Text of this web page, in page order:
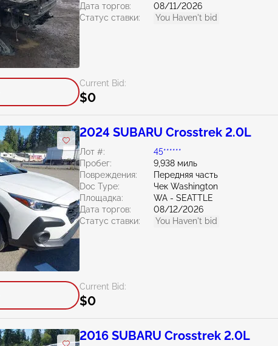
Дата торгов:
08/11/2026
Статус ставки:
You Haven't bid
Current Bid:
$0
2024 SUBARU Crosstrek 2.0L
Лот #:
45******
Пробег:
9,938 миль
Повреждения:
Передняя часть
Doc Type:
Чек Washington
Площадка:
WA - SEATTLE
Дата торгов:
08/12/2026
Статус ставки:
You Haven't bid
Current Bid:
$0
2016 SUBARU Crosstrek 2.0L